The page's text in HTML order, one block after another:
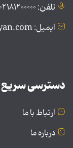
تلفن: ۰۲۱۸۱۲۰۰۰۰۰
ایمیل: public@tebyan.com
دسترسی سریع
ارتباط با ما
درباره ما